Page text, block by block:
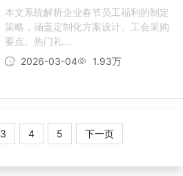
本文系统解析企业春节员工福利的制定
策略，涵盖定制化方案设计、工会采购
要点、热门礼...
2026-03-04
1.93万
3 4 5
下一页